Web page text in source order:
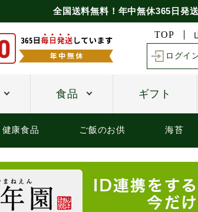
全国送料無料！年中無休365日発
TOP
ログイ
食品 ギフト
健康食品 ご飯のお供 海苔